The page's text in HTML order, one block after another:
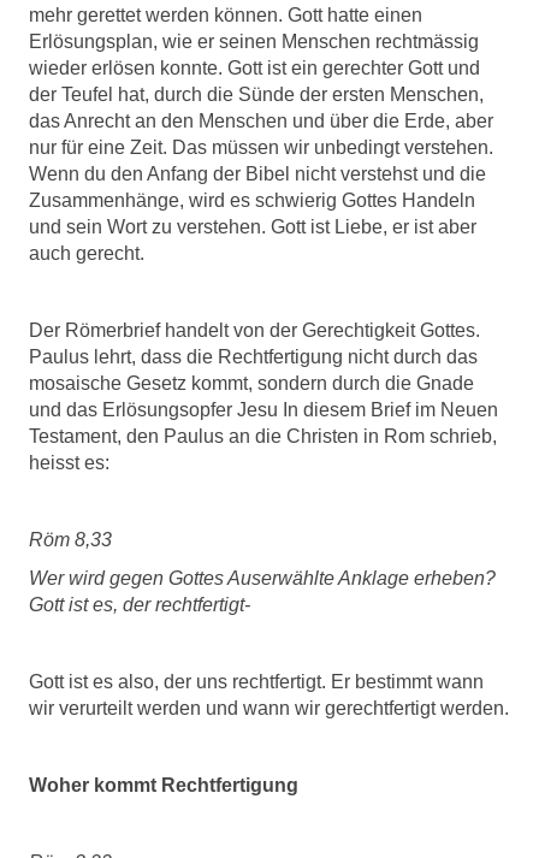
mehr gerettet werden können. Gott hatte einen
Erlösungsplan, wie er seinen Menschen rechtmässig
wieder erlösen konnte. Gott ist ein gerechter Gott und
der Teufel hat, durch die Sünde der ersten Menschen,
das Anrecht an den Menschen und über die Erde, aber
nur für eine Zeit. Das müssen wir unbedingt verstehen.
Wenn du den Anfang der Bibel nicht verstehst und die
Zusammenhänge, wird es schwierig Gottes Handeln
und sein Wort zu verstehen. Gott ist Liebe, er ist aber
auch gerecht.
Der Römerbrief handelt von der Gerechtigkeit Gottes.
Paulus lehrt, dass die Rechtfertigung nicht durch das
mosaische Gesetz kommt, sondern durch die Gnade
und das Erlösungsopfer Jesu In diesem Brief im Neuen
Testament, den Paulus an die Christen in Rom schrieb,
heisst es:
Röm 8,33
Wer wird gegen Gottes Auserwählte Anklage erheben?
Gott ist es, der rechtfertigt-
Gott ist es also, der uns rechtfertigt. Er bestimmt wann
wir verurteilt werden und wann wir gerechtfertigt werden.
Woher kommt Rechtfertigung